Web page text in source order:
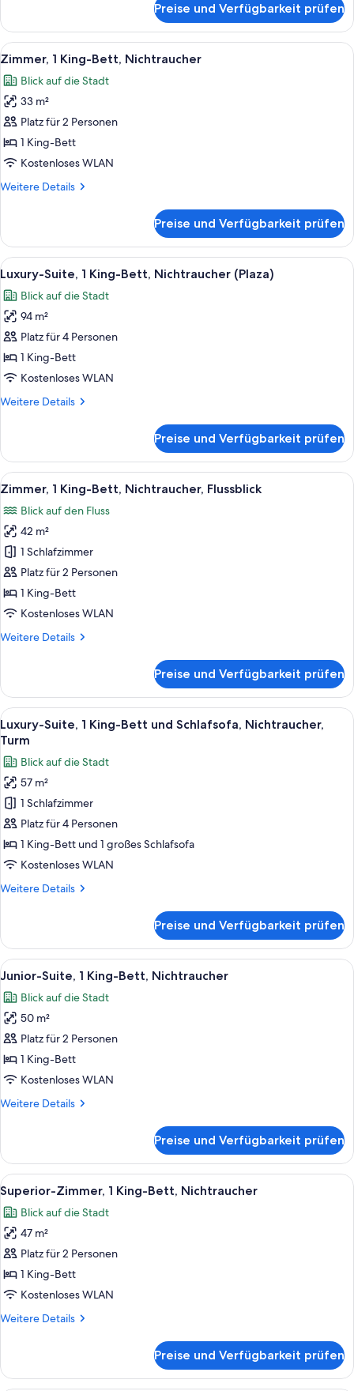
Smoking,
River
View
anzeigen
1
King
Bed,
Smoking,
River
View
Preise und Verfügbarkeit prüfen
Alle
Fotos
für
Zimmer,
1 King-
Bett,
Nichtraucher
Ein Hotelzimmer mit einem großen
6
Zimmer, 1 King-Bett, Nichtraucher
Blick auf die Stadt
33 m²
Platz für 2 Personen
1 King-Bett
Kostenloses WLAN
Weitere Details
Weitere
1 King-
Bett,
Nichtraucher
Preise und Verfügbarkeit prüfen
Alle
Fotos
für
Luxury-
Suite,
1 King-
Bett,
(Plaza)
Ein Hotelzimmer mit einem großen
5
Luxury-Suite, 1 King-Bett, Nichtraucher (Plaza)
Blick auf die Stadt
94 m²
Platz für 4 Personen
1 King-Bett
Kostenloses WLAN
Weitere Details
Weitere
Suite,
1 King-
Bett,
(Plaza)
Preise und Verfügbarkeit prüfen
Alle
Fotos
für
Zimmer,
1 King-
Bett,
Nichtraucher,
Flussblick
Ein modernes Badezimmer mit
3
Zimmer, 1 King-Bett, Nichtraucher, Flussblick
Blick auf den Fluss
42 m²
1 Schlafzimmer
Platz für 2 Personen
1 King-Bett
Kostenloses WLAN
Weitere Details
Weitere
1 King-
Bett,
Nichtraucher,
Flussblick
Preise und Verfügbarkeit prüfen
Alle
Fotos
für
Luxury-
Suite,
1 King-
Bett
und
Schlafsofa,
Turm
Ein Hotelzimmer mit großem
3
Luxury-Suite, 1 King-Bett und Schlafsofa, Nichtraucher,
Turm
Blick auf die Stadt
57 m²
1 Schlafzimmer
Platz für 4 Personen
1 King-Bett und 1 großes Schlafsofa
Kostenloses WLAN
Weitere Details
Weitere
Suite,
1 King-
Bett
Schlafsofa,
Nichtraucher,
Turm
Preise und Verfügbarkeit prüfen
Alle
Fotos
für
Junior-
Suite,
1 King-
Bett,
anzeigen
Ein Hotelzimmer mit einem großen
5
Junior-Suite, 1 King-Bett, Nichtraucher
Blick auf die Stadt
50 m²
Platz für 2 Personen
1 King-Bett
Kostenloses WLAN
Weitere Details
Weitere
Suite,
1 King-
Bett,
Nichtraucher
Preise und Verfügbarkeit prüfen
Alle
Fotos
für
Superior-
Zimmer,
1 King-
Bett,
anzeigen
Ein Hotelzimmer mit einem großen
3
Superior-Zimmer, 1 King-Bett, Nichtraucher
Blick auf die Stadt
47 m²
Platz für 2 Personen
1 King-Bett
Kostenloses WLAN
Weitere Details
Weitere
Zimmer,
Preise und Verfügbarkeit prüfen